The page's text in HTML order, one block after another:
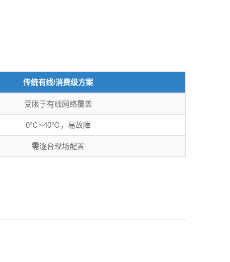
传统有线/消费级方案
受限于有线网络覆盖
0℃~40℃，易故障
需逐台现场配置